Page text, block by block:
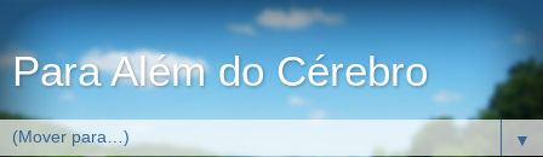
Para Além do Cérebro
▼